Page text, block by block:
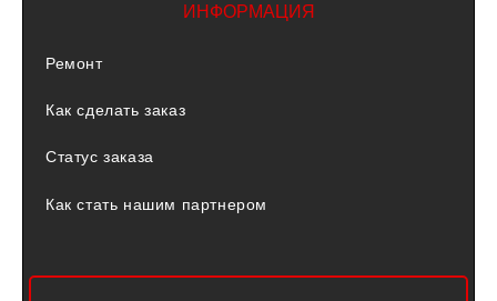
ИНФОРМАЦИЯ
Ремонт
Как сделать заказ
Статус заказа
Как стать нашим партнером